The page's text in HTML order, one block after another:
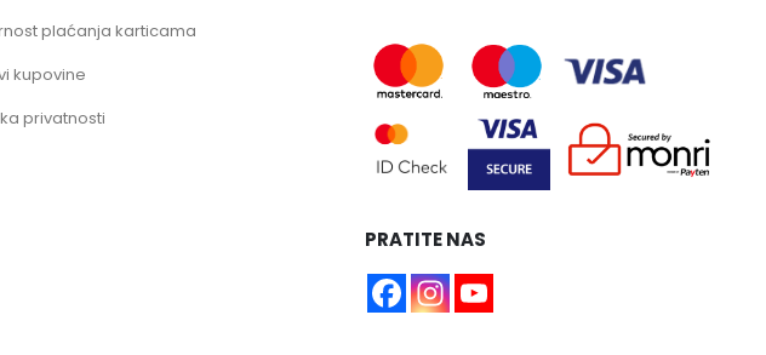
plaćanja karticama
kupovine
privatnosti
PRATITE NAS